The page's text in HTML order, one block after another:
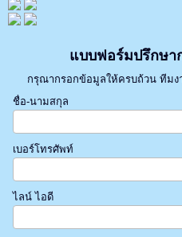
แบบฟอร์มปรึกษ
กรุณากรอกข้อมูลให้ครบถ้วน ทีม
ชื่อ-นามสกุล
เบอร์โทรศัพท์
ไลน์ ไอดี